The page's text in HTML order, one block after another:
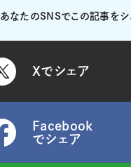
あなたのSNSでこの記事をシ
Xでシェア
Facebook
でシェア